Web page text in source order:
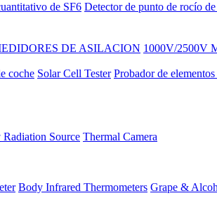
de SF6 Detector de punto de rocío
DE ASILACION 1000V/2500V
coche Solar Cell Tester Probador de
Source Thermal Camera
Body Infrared Thermometers Grape &